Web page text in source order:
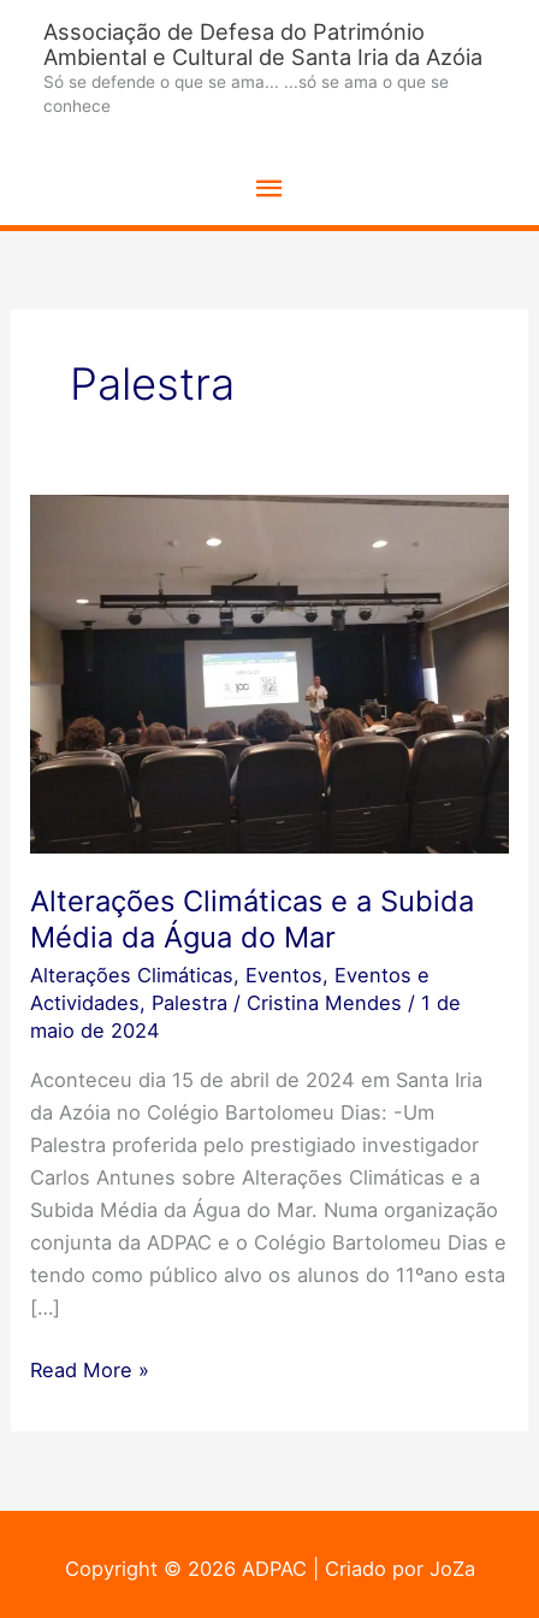
conteúdo
Associação de Defesa do Património
Ambiental e Cultural de Santa Iria da Azóia
Só se defende o que se ama... ...só se ama o que se
conhece
Menu
principal
Palestra
Alterações Climáticas e a Subida
Média da Água do Mar
Alterações Climáticas, Eventos, Eventos e
Actividades, Palestra / Cristina Mendes / 1 de
maio de 2024
Aconteceu dia 15 de abril de 2024 em Santa Iria
da Azóia no Colégio Bartolomeu Dias: -Um
Palestra proferida pelo prestigiado investigador
Carlos Antunes sobre Alterações Climáticas e a
Subida Média da Água do Mar. Numa organização
conjunta da ADPAC e o Colégio Bartolomeu Dias e
tendo como público alvo os alunos do 11ºano esta
[…]
Alterações
Read More »
Copyright © 2026 ADPAC | Criado por JoZa